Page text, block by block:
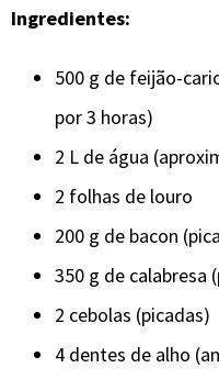
Ingredientes:
500 g de feijão-
por 3 horas)
2 L de água
2 folhas de louro
200 g de bacon
350 g de calabresa
2 cebolas (picadas)
4 dentes de alho